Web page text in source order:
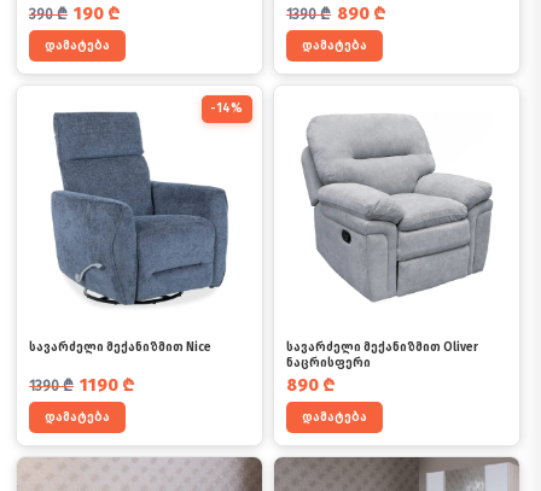
390₾
საწყისი ფასი იყო: 390 ₾.
190 ₾
მიმდინარე ფასია: 190 ₾.
დამატება
1390₾
საწყისი ფასი იყო: 1390 ₾.
890 ₾
მიმდინარე ფასია: 890 ₾.
დამატება
-14%
1390₾
საწყისი ფასი იყო: 1390 ₾.
1190 ₾
მიმდინარე ფასია: 1190 ₾.
სავარძელი მექანიზმით Nice
დამატება
890 ₾
სავარძელი მექანიზმით Oliver
ნაცრისფერი
დამატება